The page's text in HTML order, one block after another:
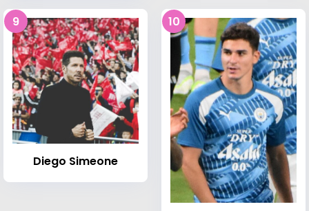
9
Diego Simeone
10